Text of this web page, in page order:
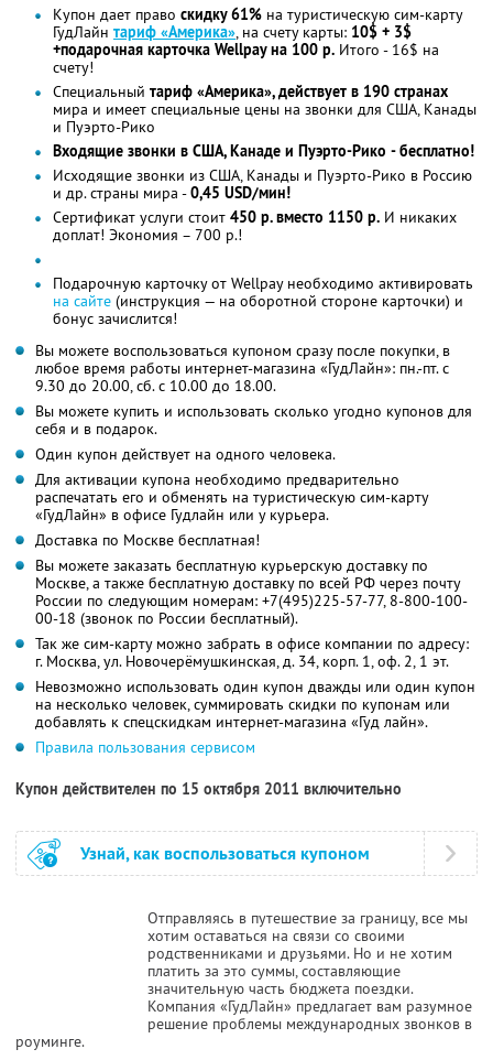
Купон дает право скидку 61% на туристическую сим-карту
ГудЛайн тариф «Америка», на счету карты: 10$ + 3$
+подарочная карточка Wellpay на 100 р. Итого - 16$ на
счету!
Специальный тариф «Америка», действует в 190 странах
мира и имеет специальные цены на звонки для США, Канады
и Пуэрто-Рико
Входящие звонки в США, Канаде и Пуэрто-Рико - бесплатно!
Исходящие звонки из США, Канады и Пуэрто-Рико в Россию
и др. страны мира -0,45 USD/мин!
Сертификат услуги стоит 450 р. вместо 1150 р. И никаких
доплат! Экономия – 700 р.!
Подарочную карточку от Wellpay необходимо активировать
на сайте (инструкция — на оборотной стороне карточки) и
бонус зачислится!
Вы можете воспользоваться купоном сразу после покупки, в
любое время работы интернет-магазина «ГудЛайн»: пн.-пт. с
9.30 до 20.00, сб. с 10.00 до 18.00.
Вы можете купить и использовать сколько угодно купонов для
себя и в подарок.
Один купон действует на одного человека.
Для активации купона необходимо предварительно
распечатать его и обменять на туристическую сим-карту
«ГудЛайн» в офисе Гудлайн или у курьера.
Доставка по Москве бесплатная!
Вы можете заказать бесплатную курьерскую доставку по
Москве, а также бесплатную доставку по всей РФ через почту
России по следующим номерам: +7(495)225-57-77, 8-800-100-
00-18 (звонок по России бесплатный).
Так же сим-карту можно забрать в офисе компании по адресу:
г. Москва, ул. Новочерёмушкинская, д. 34, корп. 1, оф. 2, 1 эт.
Невозможно использовать один купон дважды или один купон
на несколько человек, суммировать скидки по купонам или
добавлять к спецскидкам интернет-магазина «Гуд лайн».
Правила пользования сервисом
Купон действителен по 15 октября 2011 включительно
Узнай, как воспользоваться купоном
Отправляясь в путешествие за границу, все мы
хотим оставаться на связи со своими
родственниками и друзьями. Но и не хотим
платить за это суммы, составляющие
значительную часть бюджета поездки.
Компания «ГудЛайн» предлагает вам разумное
решение проблемы международных звонков в
роуминге.